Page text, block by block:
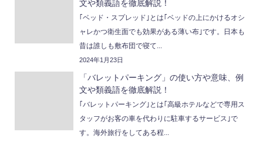
文や類義語を徹底解説！
｢ベッド・スプレッド｣とは｢ベッドの上にかけるオシ
ャレかつ衛生面でも効果がある薄い布｣です。日本も
昔は誰しも敷布団で寝て...
2024年1月23日
「バレットパーキング」の使い方や意味、例
文や類義語を徹底解説！
｢バレットパーキング｣とは｢高級ホテルなどで専用ス
タッフがお客の車を代わりに駐車するサービス｣で
す。海外旅行をしてある程...